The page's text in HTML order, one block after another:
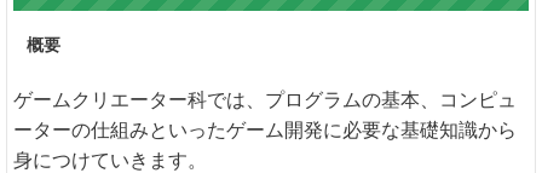
概要
ゲームクリエーター科では、プログラムの基本、コンピュ
ーターの仕組みといったゲーム開発に必要な基礎知識から
身につけていきます。